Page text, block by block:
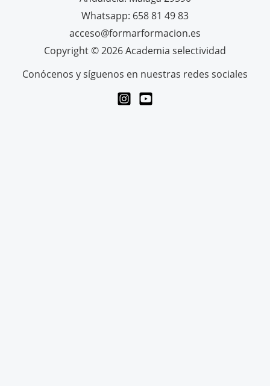
Whatsapp: 658 81 49 83
acceso@formarformacion.es
Copyright © 2026 Academia selectividad
Conócenos y síguenos en nuestras redes sociales